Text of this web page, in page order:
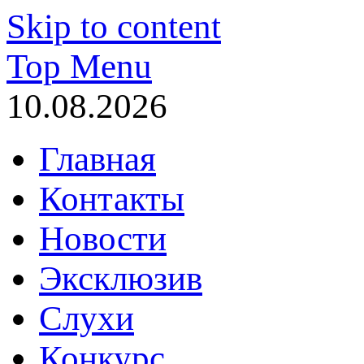
Skip to content
Top Menu
10.08.2026
Главная
Контакты
Новости
Эксклюзив
Слухи